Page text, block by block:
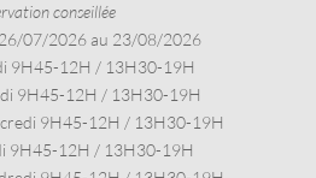
conseillée
07/2026 au 23/08/2026
9H45-12H / 13H30-19H
9H45-12H / 13H30-19H
9H45-12H / 13H30-19H
9H45-12H / 13H30-19H